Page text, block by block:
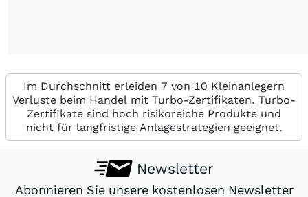
Im Durchschnitt erleiden 7 von 10 Kleinanlegern
Verluste beim Handel mit Turbo-Zertifikaten. Turbo-
Zertifikate sind hoch risikoreiche Produkte und
nicht für langfristige Anlagestrategien geeignet.
Newsletter
Abonnieren Sie unsere kostenlosen Newsletter